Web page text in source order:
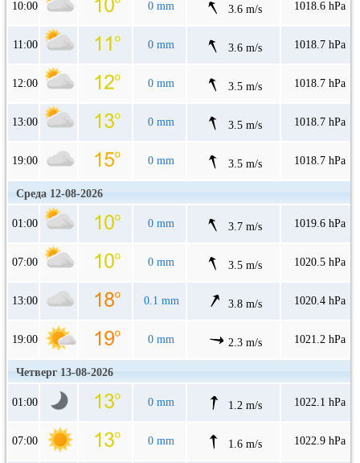
10:00 0 mm 3.6 m/s 1018.6 hPa
11:00 0 mm 3.6 m/s 1018.7 hPa
12:00 0 mm 3.5 m/s 1018.7 hPa
13:00 0 mm 3.5 m/s 1018.7 hPa
19:00 0 mm 3.5 m/s 1018.7 hPa
Среда 12-08-2026
01:00 0 mm 3.7 m/s 1019.6 hPa
07:00 0 mm 3.5 m/s 1020.5 hPa
13:00 0.1 mm 3.8 m/s 1020.4 hPa
19:00 0 mm 2.3 m/s 1021.2 hPa
Четверг 13-08-2026
01:00 0 mm 1.2 m/s 1022.1 hPa
07:00 0 mm 1.6 m/s 1022.9 hPa